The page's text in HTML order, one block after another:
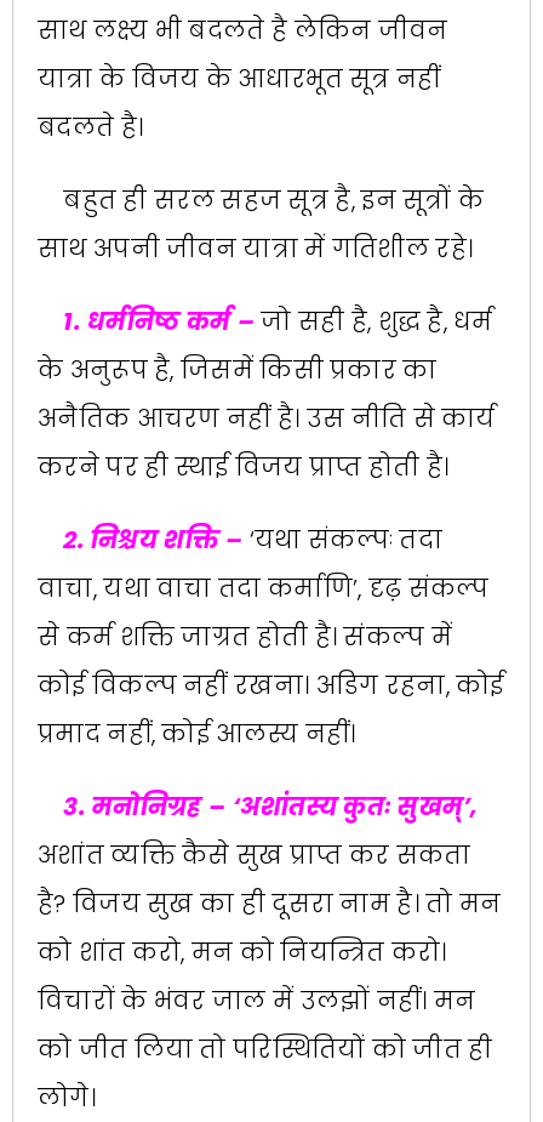
साथ लक्ष्य भी बदलते है लेकिन जीवन
यात्रा के विजय के आधारभूत सूत्र नहीं
बदलते है।
बहुत ही सरल सहज सूत्र है, इन सूत्रों के
साथ अपनी जीवन यात्रा में गतिशील रहे।
1. धर्मनिष्ठ कर्म – जो सही है, शुद्ध है, धर्म
के अनुरूप है, जिसमें किसी प्रकार का
अनैतिक आचरण नहीं है। उस नीति से कार्य
करने पर ही स्थाई विजय प्राप्त होती है।
2. निश्चय शक्ति – ‌‘यथा संकल्पः तदा
वाचा, यथा वाचा तदा कर्माणि‌’, दृढ़ संकल्प
से कर्म शक्ति जाग्रत होती है। संकल्प में
कोई विकल्प नहीं रखना। अडिग रहना, कोई
प्रमाद नहीं, कोई आलस्य नहीं।
3. मनोनिग्रह– ‌‘अशांतस्य कुतः सुखम्‌‍‌’,
अशांत व्यक्ति कैसे सुख प्राप्त कर सकता
है? विजय सुख का ही दूसरा नाम है। तो मन
को शांत करो, मन को नियन्त्रित करो।
विचारों के भंवर जाल में उलझों नहीं। मन
को जीत लिया तो परिस्थितियों को जीत ही
लोगे।